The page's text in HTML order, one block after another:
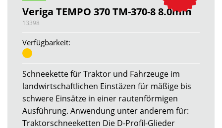
Veriga TEMPO 370 TM-370-8 8.0mm
13398
Verfügbarkeit:
Schneekette für Traktor und Fahrzeuge im
landwirtschaftlichen Einstäzen für mäßige bis
schwere Einsätze in einer rautenförmigen
Ausführung. Anwendung unter anderem für:
Traktorschneeketten Die D-Profil-Glieder